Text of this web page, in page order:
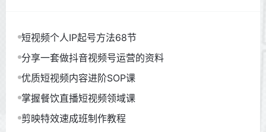
短视频个人IP起号方法68节
分享一套做抖音视频号运营的资料
优质短视频内容进阶SOP课
掌握餐饮直播短视频领域课
剪映特效速成班制作教程